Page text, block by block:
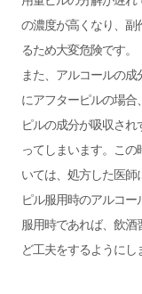
の濃度が高くなり、副
るため大変危険です。
また、アルコールの
にアフターピルの場合
ピルの成分が吸収さ
ってしまいます。こ
いては、処方した医
ピル服用時のアルコ
服用時であれば、飲
ど工夫をするようにし